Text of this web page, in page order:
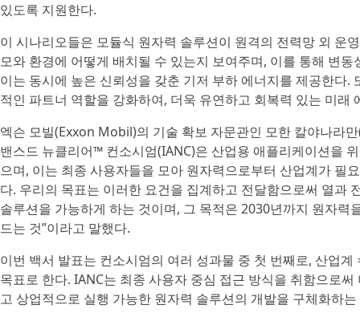
있도록 지원한다.
이 시나리오들은 모듈식 원자력 솔루션이 원격의 전력망 외 운
모와 환경에 어떻게 배치될 수 있는지 보여주며, 이를 통해 변
이는 동시에 높은 신뢰성을 갖춘 기저 부하 에너지를 제공한다
적인 파트너 역할을 강화하여, 더욱 유연하고 회복력 있는 미래
엑슨 모빌(Exxon Mobil)의 기술 확보 자문관인 모한 칼야나라
밴스드 뉴클리어™ 컨소시엄(IANC)은 산업용 애플리케이션을
으며, 이는 최종 사용자들을 모아 원자력으로부터 산업계가 필
다. 우리의 목표는 이러한 요건을 집계하고 전달함으로써 열과
솔루션을 가능하게 하는 것이며, 그 목적은 2030년까지 원자
드는 것”이라고 말했다.
이번 백서 발표는 컨소시엄의 여러 성과물 중 첫 번째로, 산업
목표로 한다. IANC는 최종 사용자 중심 접근 방식을 취함으로
고 상업적으로 실행 가능한 원자력 솔루션의 개발을 구체화하